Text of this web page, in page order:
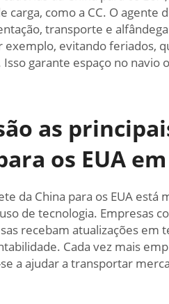
carga, como a CC. O
transporte e
exemplo, evitando feriados,
garante espaço no navio
as
os EUA em
da China para os EUA
de tecnologia. Empresas
recebam atualizações
Cada vez mais
a ajudar a transportar